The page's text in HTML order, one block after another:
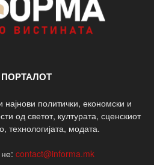
најнови политички, економски и
од светот, културата, сценскиот
технологијата, модата.
contact@informa.mk